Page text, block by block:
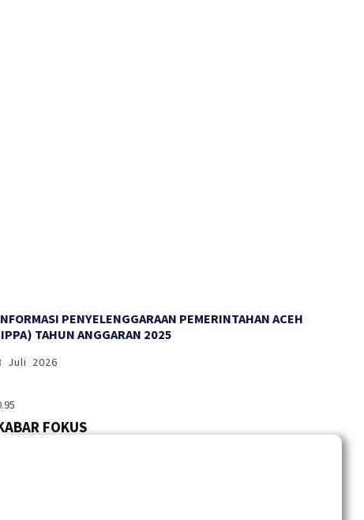
PENYELENGGARAAN PEMERINTAHAN ACEH
TAHUN ANGGARAN 2025
Juli 2026
FOKUS